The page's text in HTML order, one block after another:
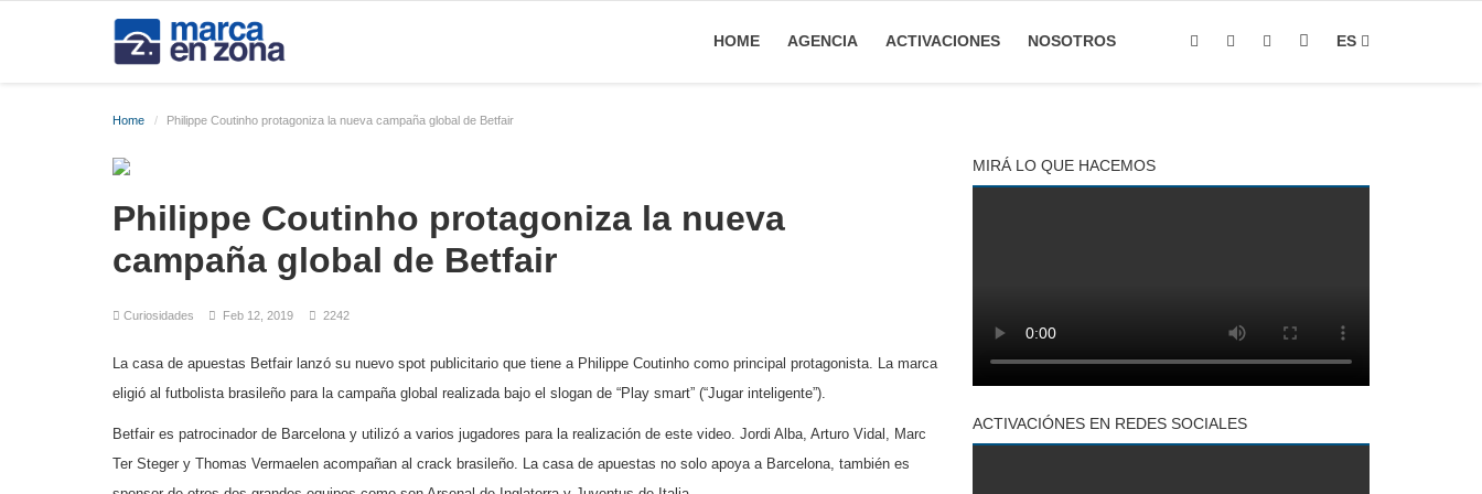
HOME AGENCIA ACTIVACIONES NOSOTROS ES
Home Philippe Coutinho protagoniza la nueva campaña global de Betfair
Philippe Coutinho protagoniza la nueva
campaña global de Betfair
Curiosidades Feb 12, 2019 2242
La casa de apuestas Betfair lanzó su nuevo spot publicitario que tiene a Philippe Coutinho como principal protagonista. La marca
eligió al futbolista brasileño para la campaña global realizada bajo el slogan de “Play smart” (“Jugar inteligente”).
Betfair es patrocinador de Barcelona y utilizó a varios jugadores para la realización de este video. Jordi Alba, Arturo Vidal, Marc
Ter Steger y Thomas Vermaelen acompañan al crack brasileño. La casa de apuestas no solo apoya a Barcelona, también es
MIRÁ LO QUE HACEMOS
ACTIVACIÓNES EN REDES SOCIALES